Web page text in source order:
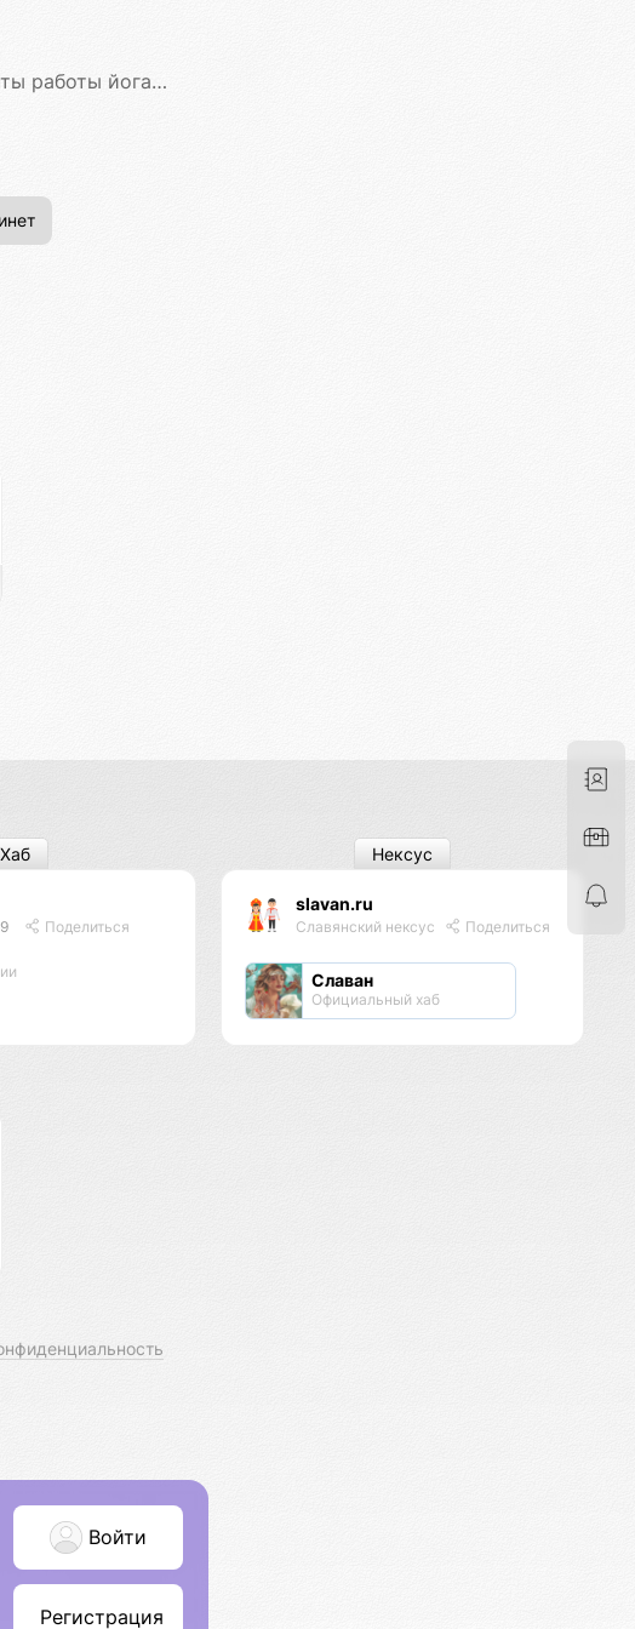
йога-мастеров
Поделиться
Хаб
slavan.ru
Славянский нексус Поделиться
Славан
Официальный хаб
Нексус
Войти
Регистрация